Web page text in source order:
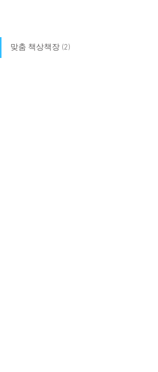
맞춤 책상책장 (2)